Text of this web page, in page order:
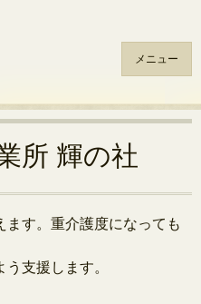
メニュー
所 輝の社
ます。重介護度になっても
う支援します。